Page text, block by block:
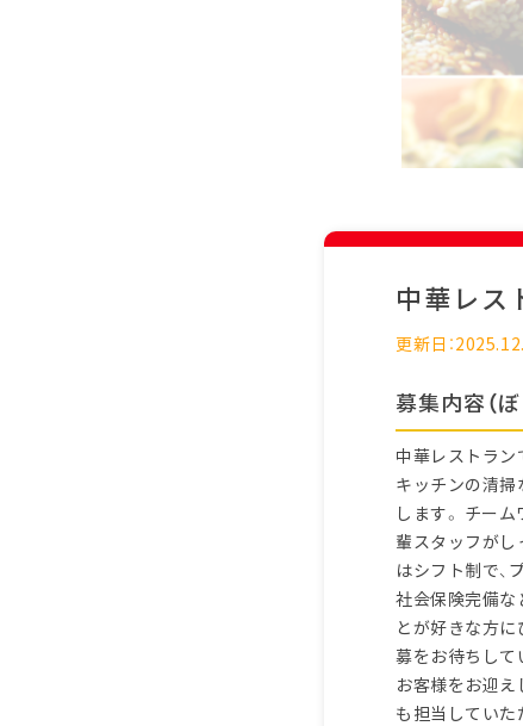
中華レス
更新日：
募集内容（
中華レストラン
キッチンの清掃
します。 チー
輩スタッフがし
はシフト制で、
社会保険完備な
とが好きな方
募をお待ちして
お客様をお迎え
も担当していた